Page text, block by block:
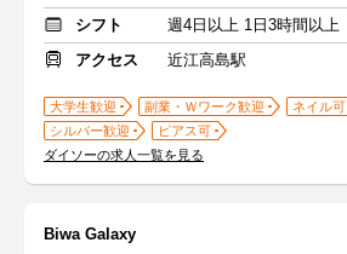
シフト
週4日以上 1日3時間以上
アクセス
近江高島駅
大学生歓迎 副業・Ｗワーク歓迎
ネイル可
シルバー歓迎
ピアス可
ダイソーの求人一覧を見る
Biwa Galaxy